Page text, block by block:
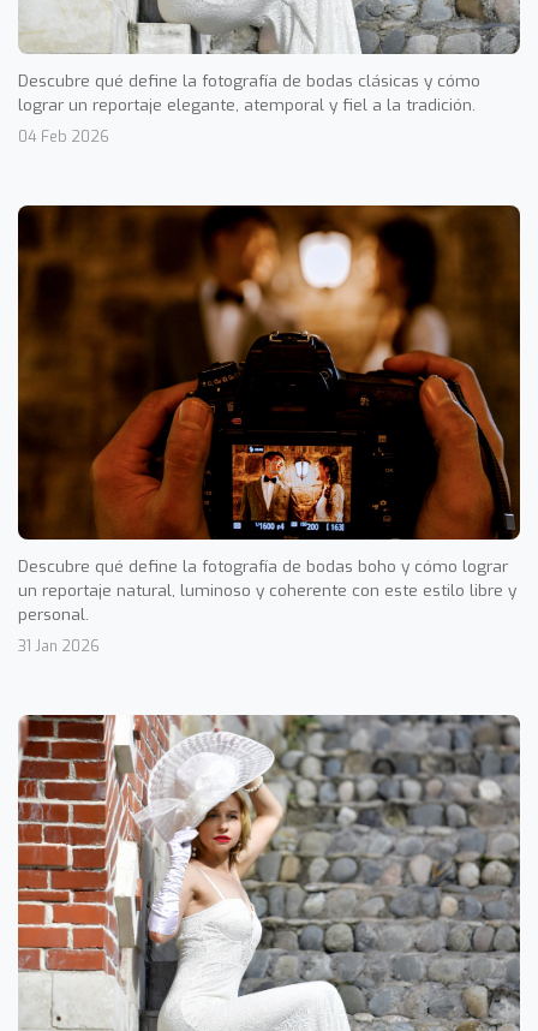
Descubre qué define la fotografía de bodas clásicas y cómo
lograr un reportaje elegante, atemporal y fiel a la tradición.
04 Feb 2026
Descubre qué define la fotografía de bodas boho y cómo lograr
un reportaje natural, luminoso y coherente con este estilo libre y
personal.
31 Jan 2026